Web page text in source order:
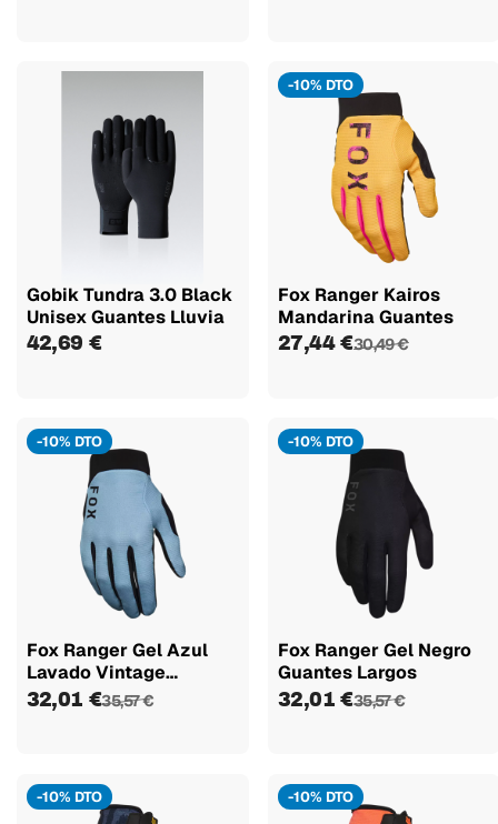
Gobik Tundra 3.0 Black
Unisex Guantes Lluvia
42,69 €
-10% DTO
Fox Ranger Kairos
Mandarina Guantes
27,44 €30,49 €
-10% DTO
Fox Ranger Gel Azul
Lavado Vintage
Guantes Largos
32,01 €35,57 €
-10% DTO
Fox Ranger Gel Negro
Guantes Largos
32,01 €35,57 €
-10% DTO -10% DTO